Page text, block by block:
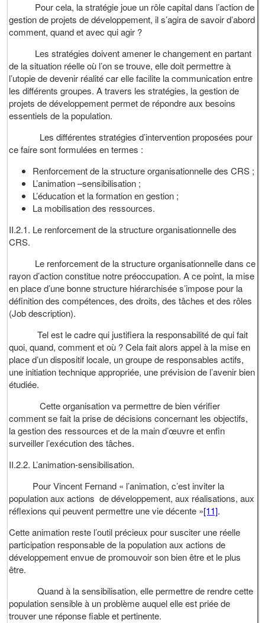
Pour cela, la stratégie joue un rôle capital dans l’action de
gestion de projets de développement, il s’agira de savoir d’abord
comment, quand et avec qui agir ?
Les stratégies doivent amener le changement en partant
de la situation réelle où l’on se trouve, elle doit permettre à
l’utopie de devenir réalité car elle facilite la communication entre
les différents groupes. A travers les stratégies, la gestion de
projets de développement permet de répondre aux besoins
essentiels de la population.
Les différentes stratégies d’intervention proposées pour
ce faire sont formulées en termes :
Renforcement de la structure organisationnelle des CRS ;
L’animation –sensibilisation ;
L’éducation et la formation en gestion ;
La mobilisation des ressources.
II.2.1. Le renforcement de la structure organisationnelle des
CRS.
Le renforcement de la structure organisationnelle dans ce
rayon d’action constitue notre préoccupation. A ce point, la mise
en place d’une bonne structure hiérarchisée s’impose pour la
définition des compétences, des droits, des tâches et des rôles
(Job description).
Tel est le cadre qui justifiera la responsabilité de qui fait
quoi, quand, comment et où ? Cela fait alors appel à la mise en
place d’un dispositif locale, un groupe de responsables actifs,
une initiation technique appropriée, une prévision de l’avenir bien
étudiée.
Cette organisation va permettre de bien vérifier
comment se fait la prise de décisions concernant les objectifs,
la gestion des ressources et de la main d’œuvre et enfin
surveiller l’exécution des tâches.
II.2.2. L’animation-sensibilisation.
Pour Vincent Fernand « l’animation, c’est inviter la
population aux actions de développement, aux réalisations, aux
réflexions qui peuvent permettre une vie décente »[11].
Cette animation reste l’outil précieux pour susciter une réelle
participation responsable de la population aux actions de
développement envue de promouvoir son bien être et le plus
être.
Quand à la sensibilisation, elle permettre de rendre cette
population sensible à un problème auquel elle est priée de
trouver une réponse fiable et pertinente.